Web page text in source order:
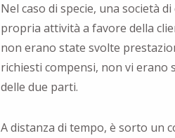
Nel caso di specie, una società
propria attività a favore della
non erano state svolte
richiesti compensi, non vi erano
delle due parti.
A distanza di tempo, è sorto un